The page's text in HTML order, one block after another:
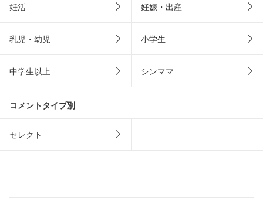
妊活 妊娠・出産
乳児・幼児 小学生
中学生以上 シンママ
コメントタイプ別
セレクト